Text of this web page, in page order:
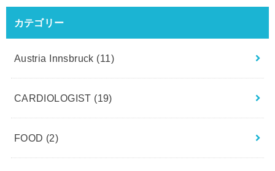
カテゴリー
Austria Innsbruck (11)
CARDIOLOGIST (19)
FOOD (2)